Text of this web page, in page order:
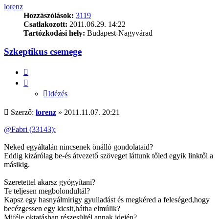
lorenz
Hozzászólások: 3119
Csatlakozott: 2011.06.29. 14:22
Tartózkodási hely: Budapest-Nagyvárad
Szkeptikus csemege
Idézés
Hozzászólás
Szerző: lorenz » 2011.11.07. 20:21
@Fabri (33143):
Neked egyáltalán nincsenek önálló gondolataid?
Eddig kizárólag be-és átvezető szöveget láttunk tőled egyik linktől a
másikig.
Szeretettel akarsz gyógyítani?
Te teljesen megbolondultál?
Kapsz egy hasnyálmirigy gyulladást és megkéred a feleséged,hogy
becézgessen egy kicsit,hátha elmúlik?
Miféle oktatásban részesültél annak idején?